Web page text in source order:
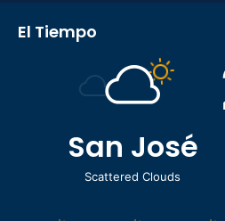
El Tiempo
San José
Scattered Clouds